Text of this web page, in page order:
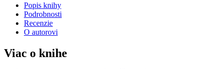
Popis knihy
Podrobnosti
Recenzie
O autorovi
Viac o knihe